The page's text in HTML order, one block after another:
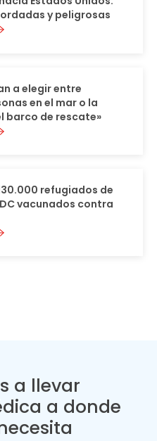
y peligrosas
a elegir entre
en el mar o la
barco de rescate»
refugiados de
vacunados contra
a llevar
a donde